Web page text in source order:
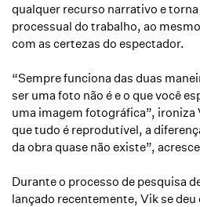
qualquer recurso narrativo e
processual do trabalho, ao
com as certezas do espectador.
“Sempre funciona das duas
ser uma foto não é e o que você
uma imagem fotográfica”, ironiza
que tudo é reprodutível, a
da obra quase não existe”,
Durante o processo de pesquisa
lançado recentemente, Vik se